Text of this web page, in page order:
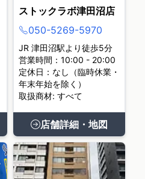
ストックラボ津田沼店
050-5269-5970
JR 津田沼駅より徒歩5分
営業時間：10:00 - 20:00
定休日：なし（臨時休業・
年末年始を除く）
取扱商材: すべて
店舗詳細・地図